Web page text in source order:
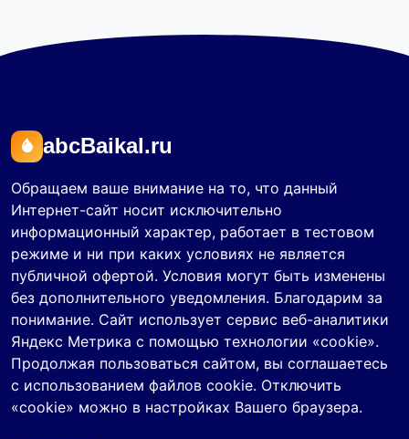
abcBaikal.ru
Обращаем ваше внимание на то, что данный
Интернет-сайт носит исключительно
информационный характер, работает в тестовом
режиме и ни при каких условиях не является
публичной офертой. Условия могут быть изменены
без дополнительного уведомления. Благодарим за
понимание. Сайт использует сервис веб-аналитики
Яндекс Метрика с помощью технологии «cookie».
Продолжая пользоваться сайтом, вы соглашаетесь
с использованием файлов cookie. Отключить
«cookie» можно в настройках Вашего браузера.